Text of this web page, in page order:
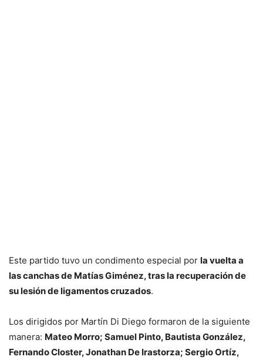
Este partido tuvo un condimento especial por la vuelta a
las canchas de Matías Giménez, tras la recuperación de
su lesión de ligamentos cruzados.
Los dirigidos por Martín Di Diego formaron de la siguiente
manera: Mateo Morro; Samuel Pinto, Bautista González,
Fernando Closter, Jonathan De Irastorza; Sergio Ortíz,